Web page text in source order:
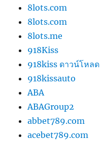
8lots.com
8lots.com
8lots.me
918Kiss
918kiss ดาวน์โหลด
918kissauto
ABA
ABAGroup2
abbet789.com
acebet789.com